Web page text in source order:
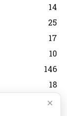
14
25
17
10
146
18
14
×